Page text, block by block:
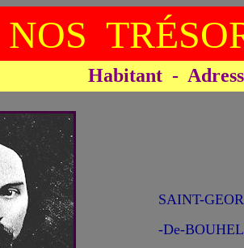
NOS
Habitant -
SAINT-
-De-